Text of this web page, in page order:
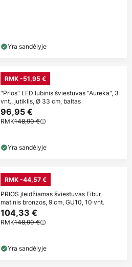
Yra sandėlyje
RMK -51,95 €
"Prios" LED lubinis šviestuvas "Aureka", 3
vnt., jutiklis, Ø 33 cm, baltas
96,95 €
RMK148,90 €
Yra sandėlyje
RMK -44,57 €
PRIOS įleidžiamas šviestuvas Fibur,
matinis bronzos, 9 cm, GU10, 10 vnt.
104,33 €
RMK148,90 €
Yra sandėlyje